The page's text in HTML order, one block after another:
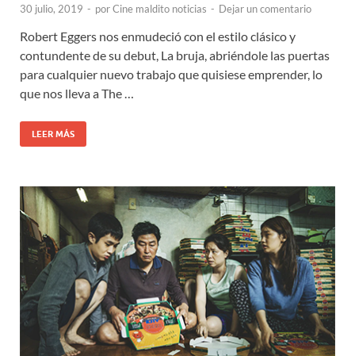
30 julio, 2019 - porCine maldito noticias - Dejar un comentario
Robert Eggers nos enmudeció con el estilo clásico y
contundente de su debut, La bruja, abriéndole las puertas
para cualquier nuevo trabajo que quisiese emprender, lo
que nos lleva a The …
LEER MÁS